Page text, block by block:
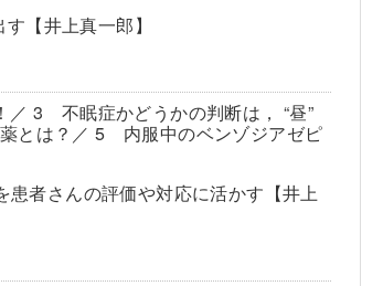
【井上真一郎】
3 不眠症かどうかの判断は， “昼”
とは？／ 5 内服中のベンゾジアゼピ
患者さんの評価や対応に活かす【井上